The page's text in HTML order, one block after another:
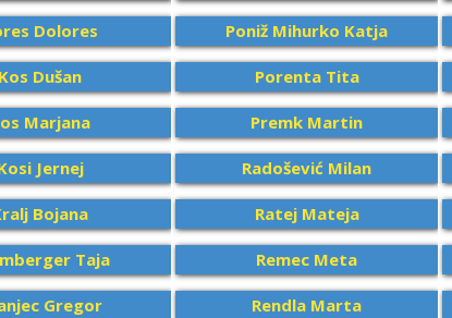
Dolores
Kos Dušan
Marjana
Jernej
Bojana
Taja
Gregor
Poniž Mihurko Katja
Porenta Tita
Premk Martin
Radošević Milan
Ratej Mateja
Remec Meta
Rendla Marta